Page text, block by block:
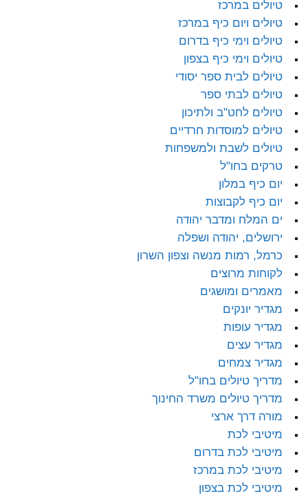
טיולים במרכז
טיולים ויום כיף במרכז
טיולים וימי כיף בדרום
טיולים וימי כיף בצפון
טיולים לבית ספר יסודי
טיולים לבתי ספר
טיולים לחט"ב ולתיכון
טיולים למוסדות חרדיים
טיולים לשבת ולמשפחות
טרקים בחו"ל
יום כיף במלון
יום כיף לקבוצות
ים המלח ומדבר יהודה
ירושלים, יהודה ושפלה
כרמל, רמות מנשה וצפון השרון
לקוחות מרוצים
מאמרים ומושגים
מגדיר יונקים
מגדיר עופות
מגדיר עצים
מגדיר צמחים
מדריך טיולים בחו"ל
מדריך טיולים משרד החינוך
מורה דרך ארצי
מיטיבי לכת
מיטיבי לכת בדרום
מיטיבי לכת במרכז
מיטיבי לכת בצפון